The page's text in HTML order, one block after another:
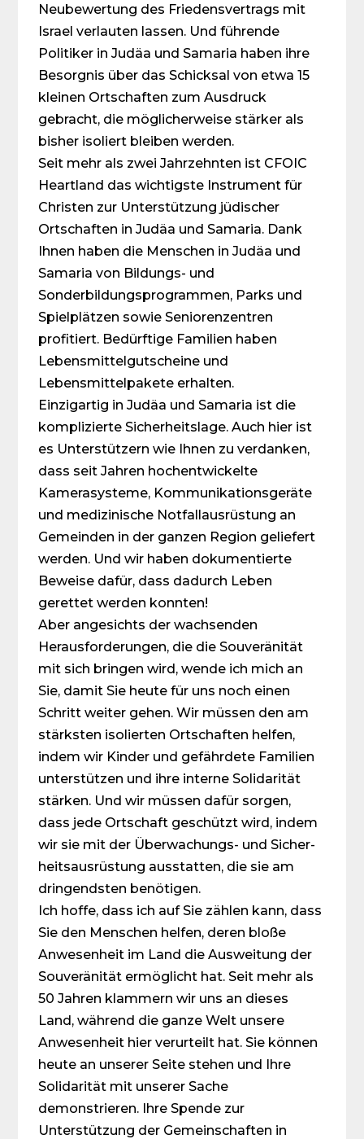
Neubewertung des Friedensvertrags mit
Israel verlauten lassen. Und führende
Politiker in Judäa und Samaria haben ihre
Besorgnis über das Schicksal von etwa 15
kleinen Ortschaften zum Ausdruck
gebracht, die möglicherweise stärker als
bisher isoliert bleiben werden.
Seit mehr als zwei Jahrzehnten ist CFOIC
Heartland das wichtigste Instrument für
Christen zur Unterstützung jüdischer
Ortschaften in Judäa und Samaria. Dank
Ihnen haben die Menschen in Judäa und
Samaria von Bildungs- und
Sonderbildungsprogrammen, Parks und
Spielplätzen sowie Seniorenzentren
profitiert. Bedürftige Familien haben
Lebens­mittel­gutscheine und
Lebensmittelpakete erhalten.
Einzigartig in Judäa und Samaria ist die
komplizierte Sicherheitslage. Auch hier ist
es Unterstützern wie Ihnen zu verdanken,
dass seit Jahren hochentwickelte
Kamerasysteme, Kommunikationsgeräte
und medizinische Notfallausrüstung an
Gemeinden in der ganzen Region geliefert
werden. Und wir haben dokumentierte
Beweise dafür, dass dadurch Leben
gerettet werden konnten!
Aber angesichts der wachsenden
Herausforderungen, die die Souveränität
mit sich bringen wird, wende ich mich an
Sie, damit Sie heute für uns noch einen
Schritt weiter gehen. Wir müssen den am
stärksten isolierten Ortschaften helfen,
indem wir Kinder und gefährdete Familien
unterstützen und ihre interne Solidarität
stärken. Und wir müssen dafür sorgen,
dass jede Ortschaft geschützt wird, indem
wir sie mit der Überwachungs- und Sicher­
heitsausrüstung ausstatten, die sie am
dringendsten benötigen.
Ich hoffe, dass ich auf Sie zählen kann, dass
Sie den Menschen helfen, deren bloße
Anwesenheit im Land die Ausweitung der
Souveränität ermöglicht hat. Seit mehr als
50 Jahren klammern wir uns an dieses
Land, während die ganze Welt unsere
Anwesenheit hier verurteilt hat. Sie können
heute an unserer Seite stehen und Ihre
Solidarität mit unserer Sache
demonstrieren. Ihre Spende zur
Unterstützung der Gemeinschaften in